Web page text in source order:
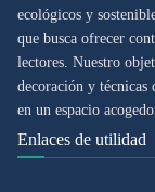
ecológicos y
que busca ofrecer
lectores. Nuestro
decoración y técnicas
en un espacio
Enlaces de utilidad